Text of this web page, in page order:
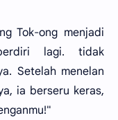
Tok-ong menjadi
lagi. tidak
Setelah menelan
ia berseru keras,